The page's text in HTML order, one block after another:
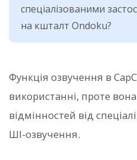
спеціалізованими
на кшталт Ondoku?
Функція озвучення в
використанні, проте
відмінностей від
ШІ-озвучення.